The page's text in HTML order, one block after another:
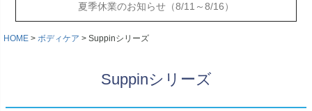
夏季休業のお知らせ（8/11～8/16）
HOME ボディケア Suppinシリーズ
Suppinシリーズ